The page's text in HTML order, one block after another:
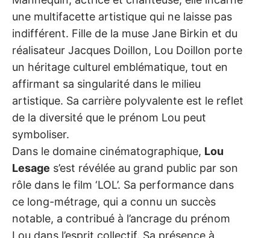
une multifacette artistique qui ne laisse pas
indifférent. Fille de la muse Jane Birkin et du
réalisateur Jacques Doillon, Lou Doillon porte
un héritage culturel emblématique, tout en
affirmant sa singularité dans le milieu
artistique. Sa carrière polyvalente est le reflet
de la diversité que le prénom Lou peut
symboliser.
Dans le domaine cinématographique, Lou
Lesage s’est révélée au grand public par son
rôle dans le film ‘LOL’. Sa performance dans
ce long-métrage, qui a connu un succès
notable, a contribué à l’ancrage du prénom
Lou dans l’esprit collectif. Sa présence à